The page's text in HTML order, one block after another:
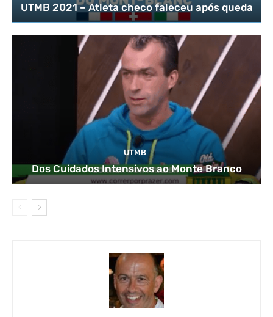
UTMB 2021 – Atleta checo faleceu após queda
UTMB
Dos Cuidados Intensivos ao Monte Branco